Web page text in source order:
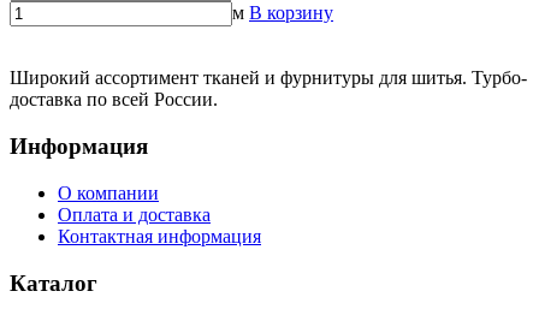
м В корзину
Широкий ассортимент тканей и фурнитуры для шитья. Турбо-
доставка по всей России.
Информация
О компании
Оплата и доставка
Контактная информация
Каталог